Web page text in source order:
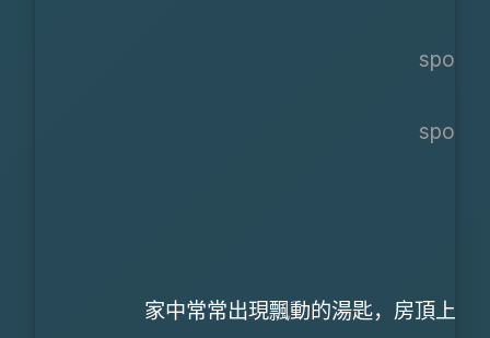
家中常常出現飄動的湯匙，房頂上晃